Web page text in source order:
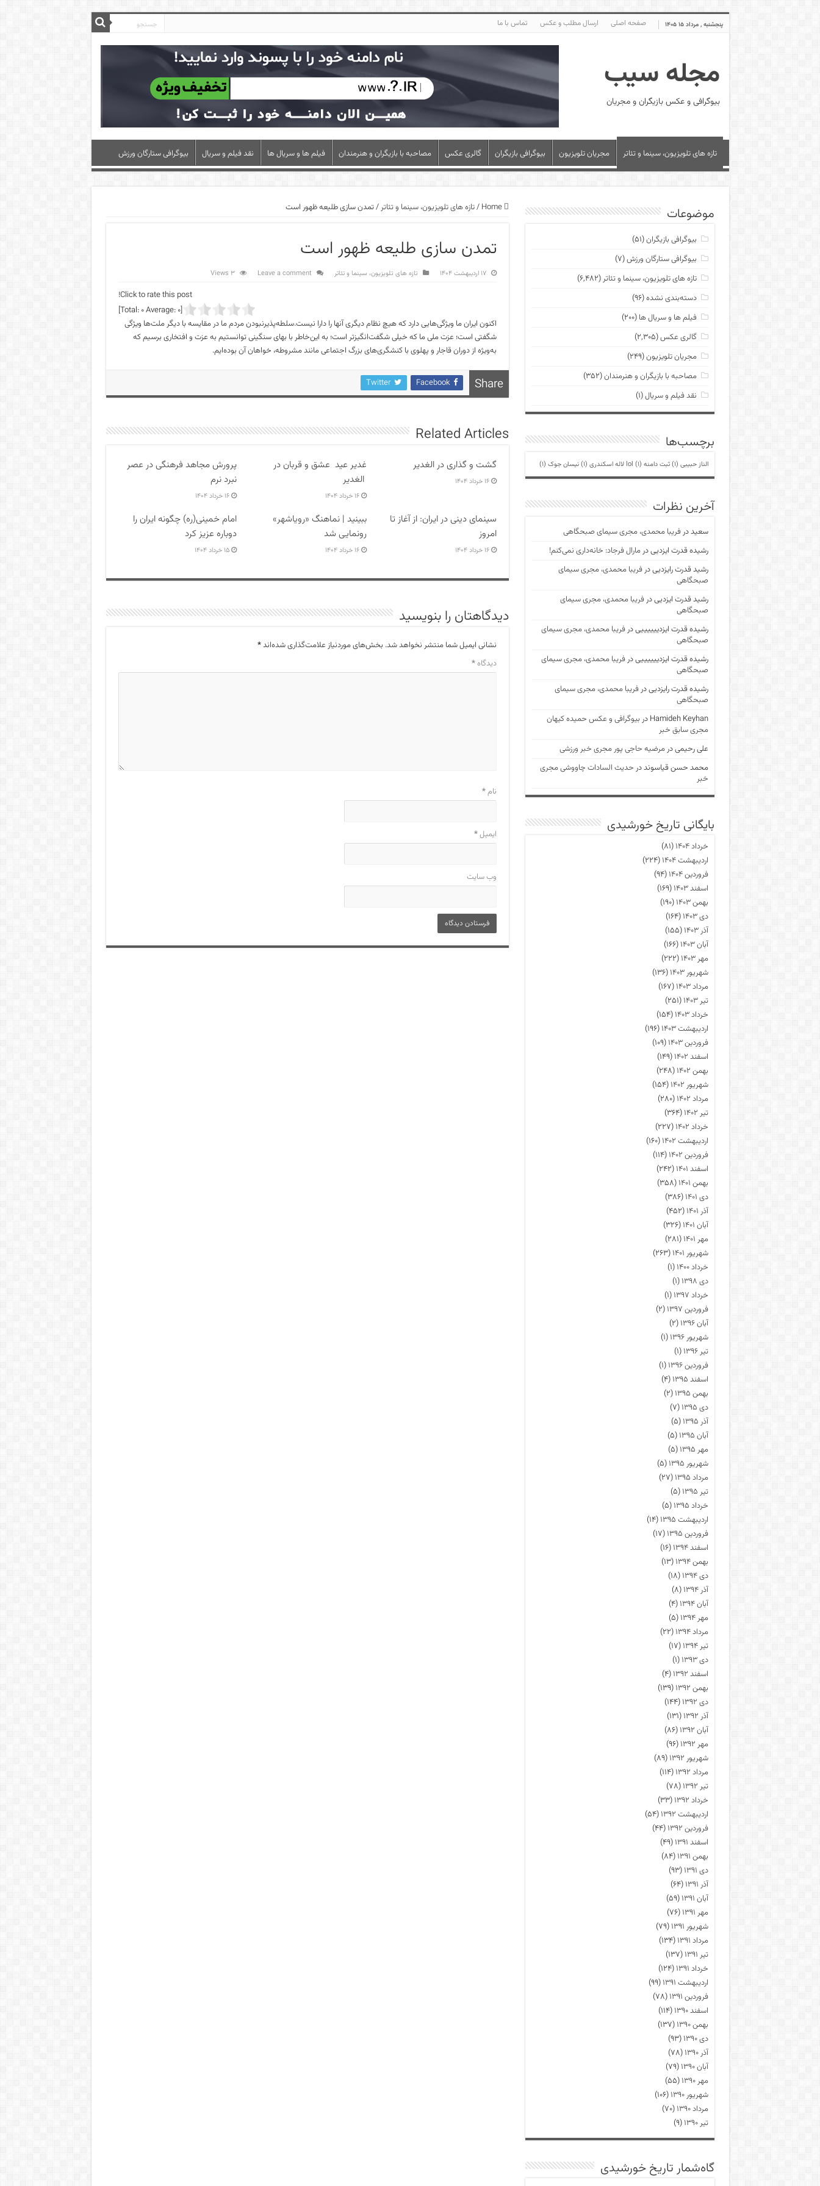
پنجشنبه , مرداد ۱۵ ۱۴۰۵ صفحه اصلی ارسال مطلب و عکس تماس با ما
مجله سیب
بیوگرافی و عکس بازیگران و مجریان
تازه های تلویزیون، سینما و تئاتر مجریان تلویزیون بیوگرافی بازیگران گالری عکس مصاحبه با بازیگران و هنرمندان فیلم ها و سریال ها نقد فیلم و سریال بیوگرافی ستارگان ورزش
Home
/تازه های تلویزیون، سینما و تئاتر/تمدن سازی طلیعه ظهور است
تمدن سازی طلیعه ظهور است
۱۷ اردیبهشت ۱۴۰۴ تازه های تلویزیون، سینما و تئاتر Leave a comment
3 Views
Click to rate this post!
[Total:
0Average: 0
]
اکنون ایران ما ویژگی‌هایی دارد که هیچ نظام دیگری آنها را دارا نیست.سلطه‌پذیرنبودن مردم ما در مقایسه با دیگر ملت‌ها ویژگی
شگفتی است؛ عزت ملی ما که خیلی شگفت‌انگیزتر است؛ به این‌خاطر با بهای سنگینی توانستیم به عزت و افتخاری برسیم که
به‌ویژه از دوران قاجار و پهلوی با کنشگری‌های بزرگ اجتماعی مانند مشروطه، خواهان آن بوده‌ایم.
Share
Facebook
Twitter
Related Articles
گشت و گذاری در الغدیر
۱۶ خرداد ۱۴۰۴
غدیر عید عشق و قربان در
الغدیر
۱۶ خرداد ۱۴۰۴
پرورش مجاهد فرهنگی در عصر
نبرد نرم
۱۶ خرداد ۱۴۰۴
سینمای دینی در ایران: از آغاز تا
امروز
۱۶ خرداد ۱۴۰۴
ببینید | نماهنگ «رویاشهر»
رونمایی شد
۱۶ خرداد ۱۴۰۴
امام خمینی(ره) چگونه ایران را
دوباره عزیز کرد
۱۵ خرداد ۱۴۰۴
دیدگاهتان را بنویسید
نشانی ایمیل شما منتشر نخواهد شد. بخش‌های موردنیاز علامت‌گذاری شده‌اند*
دیدگاه*
نام*
ایمیل*
وب‌ سایت
موضوعات
بیوگرافی بازیگران(۵۱)
بیوگرافی ستارگان ورزش(۷)
تازه های تلویزیون، سینما و تئاتر(۶,۴۸۲)
دسته‌بندی نشده(۹۶)
فیلم ها و سریال ها (۲۰۰)
گالری عکس(۲,۳۰۵)
مجریان تلویزیون(۲۴۹)
مصاحبه با بازیگران و هنرمندان(۳۵۲)
نقد فیلم و سریال(۱)
برچسب‌ها
الناز حبیبی (1) ثبت دامنه lol (1) لاله اسکندری (1) نیسان جوک (1)
آخرین نظرات
سعیددرفریبا محمدی، مجری سیمای صبحگاهی
رشیده قدرت ایزدییدرمارال فرجاد: خانه‌داری نمی‌کنم!
رشید قدرت رایزدییدرفریبا محمدی، مجری سیمای
صبحگاهی
رشید قدرت ایزدییدرفریبا محمدی، مجری سیمای
صبحگاهی
رشیده قدرت ایزدیییییییدرفریبا محمدی، مجری سیمای
صبحگاهی
رشیده قدرت ایزدیییییییدرفریبا محمدی، مجری سیمای
صبحگاهی
رشیده قدرت رایزدییدرفریبا محمدی، مجری سیمای
صبحگاهی
Hamideh Keyhan در بیوگرافی و عکس حمیده کیهان
مجری سابق خبر
علی رحیمیدرمرضیه حاجی پور مجری خبر ورزشی
محمد حسن قیاسونددر حدیث السادات چاووشی مجری
خبر
بایگانی تاریخ خورشیدی
خرداد ۱۴۰۴
(۸۱)
اردیبهشت ۱۴۰۴
(۲۲۴)
فروردین ۱۴۰۴
(۹۴)
اسفند ۱۴۰۳
(۱۶۹)
بهمن ۱۴۰۳
(۱۹۰)
دی ۱۴۰۳
(۱۶۴)
آذر ۱۴۰۳
(۱۵۵)
آبان ۱۴۰۳
(۱۶۶)
مهر ۱۴۰۳
(۲۲۲)
شهریور ۱۴۰۳
(۱۳۶)
مرداد ۱۴۰۳
(۱۶۷)
تیر ۱۴۰۳
(۲۵۱)
خرداد ۱۴۰۳
(۱۵۴)
اردیبهشت ۱۴۰۳
(۱۹۶)
فروردین ۱۴۰۳
(۱۰۹)
اسفند ۱۴۰۲
(۱۴۹)
بهمن ۱۴۰۲
(۲۴۸)
شهریور ۱۴۰۲
(۱۵۴)
مرداد ۱۴۰۲
(۲۸۰)
تیر ۱۴۰۲
(۳۶۴)
خرداد ۱۴۰۲
(۲۲۷)
اردیبهشت ۱۴۰۲
(۱۶۰)
فروردین ۱۴۰۲
(۱۱۴)
اسفند ۱۴۰۱
(۲۴۲)
بهمن ۱۴۰۱
(۳۵۸)
دی ۱۴۰۱
(۳۸۶)
آذر ۱۴۰۱
(۴۵۲)
آبان ۱۴۰۱
(۳۲۶)
مهر ۱۴۰۱
(۲۸۱)
شهریور ۱۴۰۱
(۲۶۳)
خرداد ۱۴۰۰
(۱)
دی ۱۳۹۸
(۱)
خرداد ۱۳۹۷
(۱)
فروردین ۱۳۹۷
(۲)
آبان ۱۳۹۶
(۲)
شهریور ۱۳۹۶
(۱)
تیر ۱۳۹۶
(۱)
فروردین ۱۳۹۶
(۱)
اسفند ۱۳۹۵
(۴)
بهمن ۱۳۹۵
(۲)
دی ۱۳۹۵
(۷)
آذر ۱۳۹۵
(۵)
آبان ۱۳۹۵
(۵)
مهر ۱۳۹۵
(۵)
شهریور ۱۳۹۵
(۵)
مرداد ۱۳۹۵
(۲۷)
تیر ۱۳۹۵
(۵)
خرداد ۱۳۹۵
(۵)
اردیبهشت ۱۳۹۵
(۱۴)
فروردین ۱۳۹۵
(۱۷)
اسفند ۱۳۹۴
(۱۶)
بهمن ۱۳۹۴
(۱۳)
دی ۱۳۹۴
(۱۸)
آذر ۱۳۹۴
(۸)
آبان ۱۳۹۴
(۴)
مهر ۱۳۹۴
(۵)
مرداد ۱۳۹۴
(۲۲)
تیر ۱۳۹۴
(۱۷)
دی ۱۳۹۳
(۱)
اسفند ۱۳۹۲
(۴)
بهمن ۱۳۹۲
(۱۳۹)
دی ۱۳۹۲
(۱۴۴)
آذر ۱۳۹۲
(۱۳۱)
آبان ۱۳۹۲
(۸۶)
مهر ۱۳۹۲
(۹۶)
شهریور ۱۳۹۲
(۸۹)
مرداد ۱۳۹۲
(۱۱۴)
تیر ۱۳۹۲
(۷۸)
خرداد ۱۳۹۲
(۳۳)
اردیبهشت ۱۳۹۲
(۵۴)
فروردین ۱۳۹۲
(۴۴)
اسفند ۱۳۹۱
(۴۹)
بهمن ۱۳۹۱
(۸۴)
دی ۱۳۹۱
(۹۳)
آذر ۱۳۹۱
(۶۴)
آبان ۱۳۹۱
(۵۹)
مهر ۱۳۹۱
(۷۶)
شهریور ۱۳۹۱
(۷۹)
مرداد ۱۳۹۱
(۱۳۴)
تیر ۱۳۹۱
(۱۳۷)
خرداد ۱۳۹۱
(۱۲۴)
اردیبهشت ۱۳۹۱
(۹۹)
فروردین ۱۳۹۱
(۷۸)
اسفند ۱۳۹۰
(۱۱۴)
بهمن ۱۳۹۰
(۱۳۷)
دی ۱۳۹۰
(۹۳)
آذر ۱۳۹۰
(۷۸)
آبان ۱۳۹۰
(۷۹)
مهر ۱۳۹۰
(۵۵)
شهریور ۱۳۹۰
(۱۰۶)
مرداد ۱۳۹۰
(۷۰)
تیر ۱۳۹۰
(۹)
گاه‌شمار تاریخ خورشیدی